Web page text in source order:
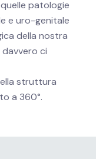
patologie
e uro-genitale
della nostra
ci
struttura
a 360°.